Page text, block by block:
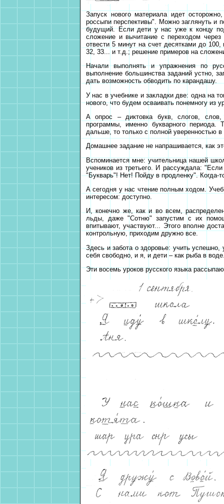
Запуск нового материала идет
россыпи перспективы". Можно заглянуть и
будущий. Если дети у нас уже к концу
сложение и вычитание с переходом
отвести 5 минут на счет десятками до
32, 33... и т.д.; решение примеров на
Начали выполнять и упражнения по
выполнение большинства заданий устно,
дать возможность обводить по карандашу.
У нас в учебнике и закладки две: одна на
нового, что будем осваивать понемногу из
А опрос – диктовка букв, слогов, слов,
программы, именно букварного периода.
дальше, то только с полной уверенностью в
Домашнее задание не напрашивается, как
Вспоминается мне: учительница нашей
учеников из третьего. И рассуждала:
"Букварь"! Нет! Пойду в продленку". Когда-
А сегодня у нас чтение полным ходом.
интересом: доступно.
И, конечно же, как и во всем,
льды, даже "Сотню" запустим с их
впитывают, участвуют... Этого вполне
контрольную, приходим дружно все.
Здесь и забота о здоровье: учить
себя свободно, и я, и дети – как рыба в
Эти восемь уроков русского языка